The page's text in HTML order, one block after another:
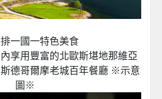
一國一特色美食
享用豐富的北歐斯堪地那維亞
德哥爾摩老城百年餐廳 ※示意
圖※